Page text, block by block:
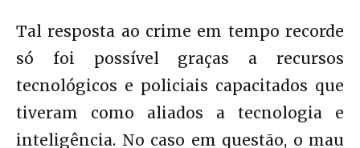
Tal resposta ao crime em tempo recorde
só foi possível graças a recursos
tecnológicos e policiais capacitados que
tiveram como aliados a tecnologia e
inteligência. No caso em questão, o mau